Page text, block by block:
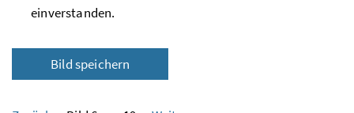
einverstanden.
Bild speichern